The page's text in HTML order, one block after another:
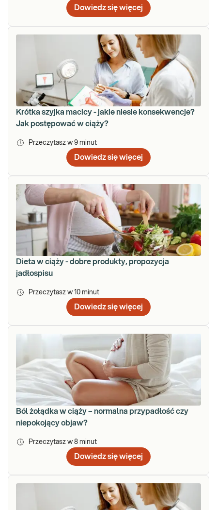
Dowiedz się więcej
Krótka szyjka macicy - jakie niesie konsekwencje?
Jak postępować w ciąży?
Przeczytasz w 9 minut
Dowiedz się więcej
Dieta w ciąży - dobre produkty, propozycja
jadłospisu
Przeczytasz w 10 minut
Dowiedz się więcej
Ból żołądka w ciąży – normalna przypadłość czy
niepokojący objaw?
Przeczytasz w 8 minut
Dowiedz się więcej